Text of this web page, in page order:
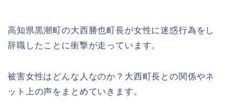
高知県黒潮町の大西勝也町長が女性に迷惑行為をし
辞職したことに衝撃が走っています。
被害女性はどんな人なのか？大西町長との関係やネ
ット上の声をまとめていきます。